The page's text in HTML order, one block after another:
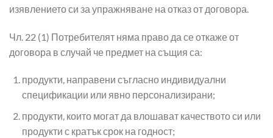
изявлението си за упражняване на отказ от договора.
Чл. 22 (1) Потребителят няма право да се откаже от
договора в случай че предмет на същия са:
продукти, направени съгласно индивидуални
спецификации или явно персонализирани;
продукти, които могат да влошават качеството си или
продукти с кратък срок на годност;